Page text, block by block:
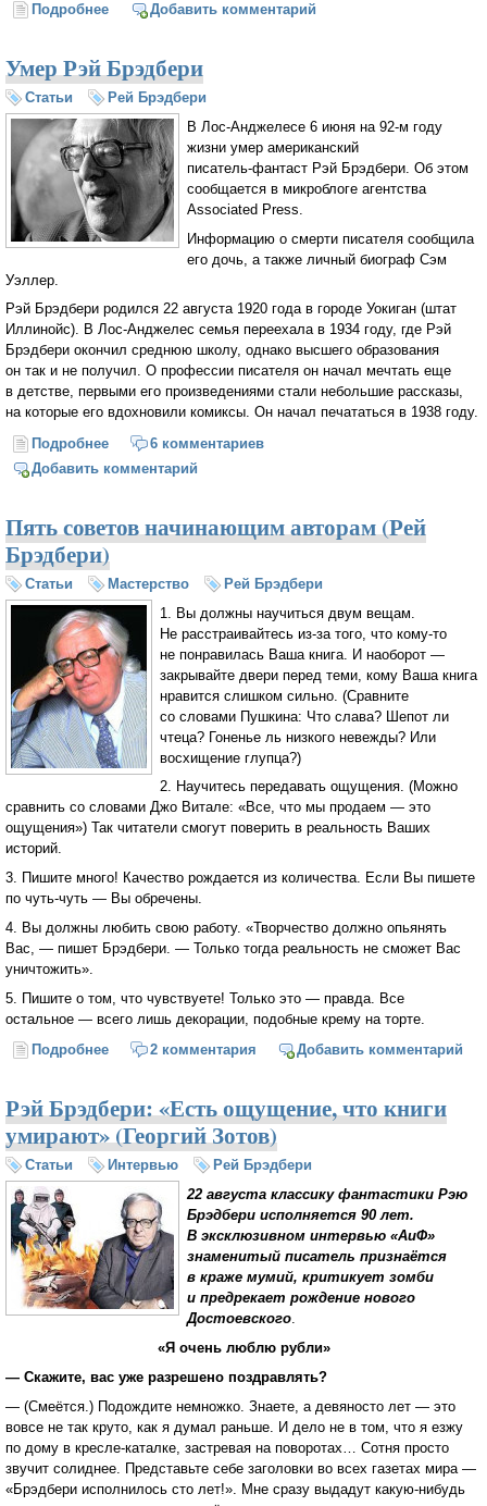
Подробнее о Рэй Брэдбери: будущее без супергероев (Радиф
Добавить комментарий
Умер Рэй Брэдбери
Статьи
Рей Брэдбери
В Лос-Анджелесе 6 июня на 92-м году
жизни умер американский
писатель-фантаст Рэй Брэдбери. Об этом
сообщается в микроблоге агентства
Associated Press.
Информацию о смерти писателя сообщила
его дочь, а также личный биограф Сэм
Уэллер.
Рэй Брэдбери родился 22 августа 1920 года в городе Уокиган (штат
Иллинойс). В Лос-Анджелес семья переехала в 1934 году, где Рэй
Брэдбери окончил среднюю школу, однако высшего образования
он так и не получил. О профессии писателя он начал мечтать еще
в детстве, первыми его произведениями стали небольшие рассказы,
на которые его вдохновили комиксы. Он начал печататься в 1938 году.
Подробнее о Умер Рэй Брэдбери
6 комментариев
Добавить комментарий
Пять советов начинающим авторам (Рей
Брэдбери)
Статьи Мастерство
Рей Брэдбери
1. Вы должны научиться двум вещам.
Не расстраивайтесь из-за того, что кому-то
не понравилась Ваша книга. И наоборот —
закрывайте двери перед теми, кому Ваша книга
нравится слишком сильно. (Сравните
со словами Пушкина: Что слава? Шепот ли
чтеца? Гоненье ль низкого невежды? Или
восхищение глупца?)
2. Научитесь передавать ощущения. (Можно
сравнить со словами Джо Витале: «Все, что мы продаем — это
ощущения») Так читатели смогут поверить в реальность Ваших
историй.
3. Пишите много! Качество рождается из количества. Если Вы пишете
по чуть-чуть — Вы обречены.
4. Вы должны любить свою работу. «Творчество должно опьянять
Вас, — пишет Брэдбери. — Только тогда реальность не сможет Вас
уничтожить».
5. Пишите о том, что чувствуете! Только это — правда. Все
остальное — всего лишь декорации, подобные крему на торте.
Подробнее о Пять советов начинающим авторам (Рей
2 комментария Добавить комментарий
Рэй Брэдбери: «Есть ощущение, что книги
умирают» (Георгий Зотов)
Статьи Интервью
Рей Брэдбери
22 августа классику фантастики Рэю
Брэдбери исполняется 90 лет.
В эксклюзивном интервью «АиФ»
знаменитый писатель признаётся
в краже мумий, критикует зомби
и предрекает рождение нового
Достоевского.
«Я очень люблю рубли»
— Скажите, вас уже разрешено поздравлять?
— (Cмеётся.) Подождите немножко. Знаете, а девяносто лет — это
вовсе не так круто, как я думал раньше. И дело не в том, что я езжу
по дому в кресле-каталке , застревая на поворотах… Сотня просто
звучит солиднее. Представьте себе заголовки во всех газетах мира —
«Брэдбери исполнилось сто лет!». Мне сразу выдадут какую-нибудь